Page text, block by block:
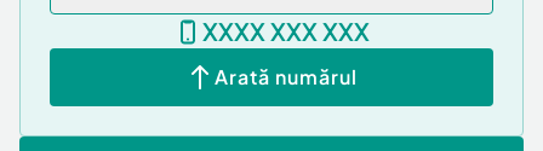
XXXX XXX XXX
Arată numărul